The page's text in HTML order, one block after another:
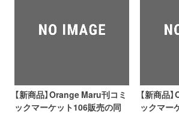
【新商品】Orange Maru刊コミ
ックマーケット106販売の同
【新商品
ックマー